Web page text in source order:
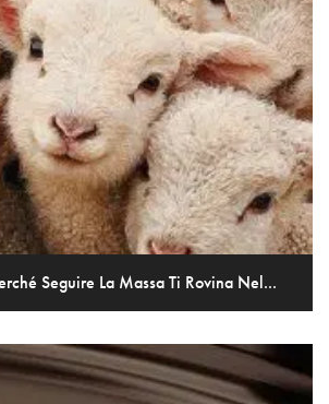
Seguire La Massa Ti Rovina Nel...